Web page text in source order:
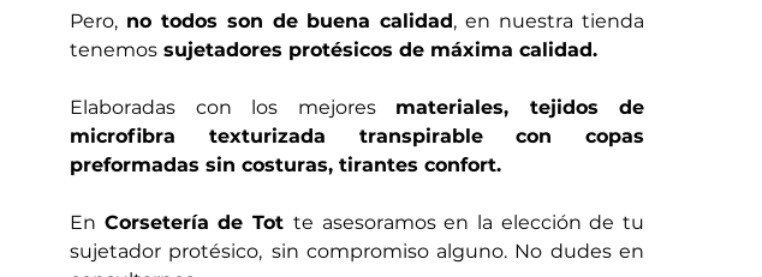
Pero, no todos son de buena calidad, en nuestra tienda
tenemos sujetadores protésicos de máxima calidad.
Elaboradas con los mejores materiales, tejidos de
microfibra texturizada transpirable con copas
preformadas sin costuras, tirantes confort.
En Corsetería de Tot te asesoramos en la elección de tu
sujetador protésico, sin compromiso alguno. No dudes en